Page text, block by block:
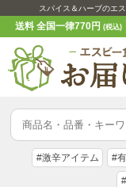
スパイス＆ハーブのエ
送料 全国一律770円(税込)
#激辛アイテム #